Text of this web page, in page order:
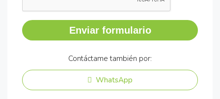
Enviar formulario
Contáctame también por:
WhatsApp